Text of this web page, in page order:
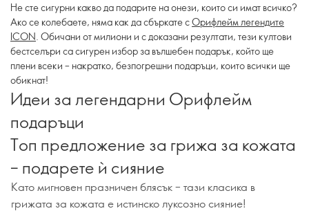
Не сте сигурни какво да подарите на онeзи, които си имат всичко?
Ако се колебаете, няма как да сбъркате сОрифлейм легендите
ICON. Обичани от милиони и с доказани резултати, тези култови
бестселъри са сигурен избор за вълшебен подарък, който ще
плени всеки – накратко, безпогрешни подаръци, които всички ще
обикнат!
Идеи за легендарни Орифлейм
подаръци
Топ предложение за грижа за кожата
– подарете ѝ сияние
Като мигновен празничен блясък – тази класика в
грижата за кожата е истинско луксозно сияние!